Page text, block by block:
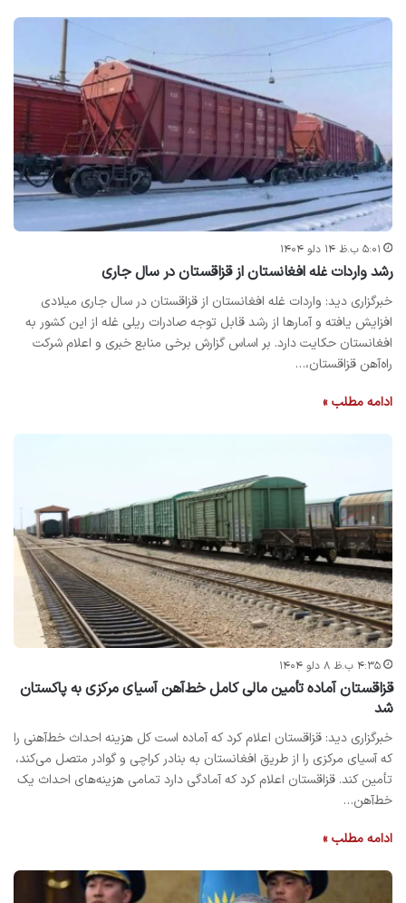
۵:۰۱ ب.ظ ۱۴ دلو ۱۴۰۴
رشد واردات غله افغانستان از قزاقستان در سال جاری
خبرگزاری دید: واردات غله افغانستان از قزاقستان در سال جاری میلادی
افزایش یافته و آمارها از رشد قابل توجه صادرات ریلی غله از این کشور به
افغانستان حکایت دارد. بر اساس گزارش برخی منابع خبری و اعلام شرکت
راه‌آهن قزاقستان،…
ادامه مطلب »
۴:۳۵ ب.ظ ۸ دلو ۱۴۰۴
قزاقستان آماده تأمین مالی کامل خط‌آهن آسیای مرکزی به پاکستان
شد
خبرگزاری دید: قزاقستان اعلام کرد که آماده است کل هزینه احداث خط‌آهنی را
که آسیای مرکزی را از طریق افغانستان به بنادر کراچی و گوادر متصل می‌کند،
تأمین کند. قزاقستان اعلام کرد که آمادگی دارد تمامی هزینه‌های احداث یک
خط‌آهن…
ادامه مطلب »